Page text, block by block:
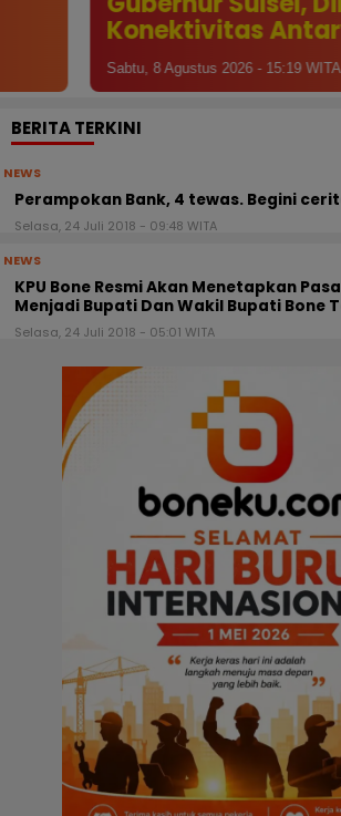
Konektivitas
Sabtu, 8 Agustus 2026 - 15:19 WITA
BERITA TERKINI
NEWS
Perampokan Bank, 4 tewas. Begini
Selasa, 24 Juli 2018 - 09:48 WITA
NEWS
KPU Bone Resmi Akan Menetapkan
Menjadi Bupati Dan Wakil Bupati Bone
Selasa, 24 Juli 2018 - 05:01 WITA